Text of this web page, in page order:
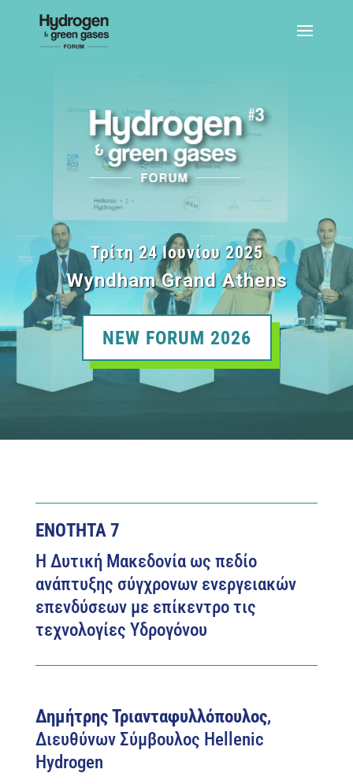
Τρίτη 24 Ιουνίου 2025
Wyndham Grand Athens
NEW FORUM 2026
ΕΝΟΤΗΤΑ 7
Η Δυτική Μακεδονία ως πεδίο
ανάπτυξης σύγχρονων ενεργειακών
επενδύσεων με επίκεντρο τις
τεχνολογίες Υδρογόνου
Δημήτρης Τριανταφυλλόπουλος,
Διευθύνων Σύμβουλος Hellenic
Hydrogen